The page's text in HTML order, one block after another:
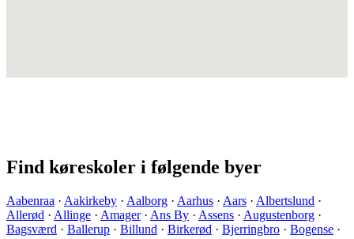
Find køreskoler i følgende byer
Aabenraa · Aakirkeby · Aalborg · Aarhus · Aars · Albertslund ·
Allerød · Allinge · Amager· Ans By · Assens · Augustenborg ·
Bagsværd · Ballerup · Billund · Birkerød · Bjerringbro · Bogense ·